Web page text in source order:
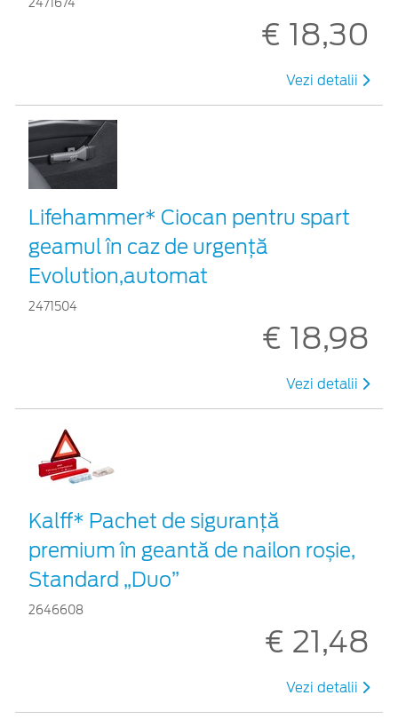
2471674
€ 18,30
Vezi detalii
Lifehammer* Ciocan pentru spart
geamul în caz de urgenţă
Evolution,automat
2471504
€ 18,98
Vezi detalii
Kalff* Pachet de siguranţă
premium în geantă de nailon roșie,
Standard „Duo”
2646608
€ 21,48
Vezi detalii